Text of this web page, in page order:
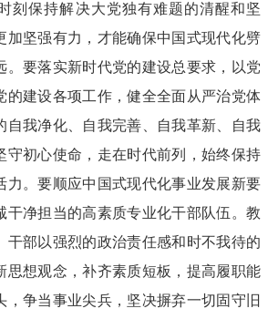
刻保持解决大党独有难题的清醒和坚
加坚强有力，才能确保中国式现代化劈
。要落实新时代党的建设总要求，以党
的建设各项工作，健全全面从严治党体
自我净化、自我完善、自我革新、自我
守初心使命，走在时代前列，始终保持
力。要顺应中国式现代化事业发展新要
干净担当的高素质专业化干部队伍。教
干部以强烈的政治责任感和时不我待的
思想观念，补齐素质短板，提高履职能
，争当事业尖兵，坚决摒弃一切固守旧